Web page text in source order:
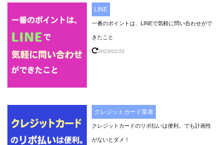
LINE
一番のポイントは、LINEで気軽に問い合わせがで
きたこと
2023/02/22
クレジットカード業者
クレジットカードのリボ払いは便利。でも計画性
がないとダメ！